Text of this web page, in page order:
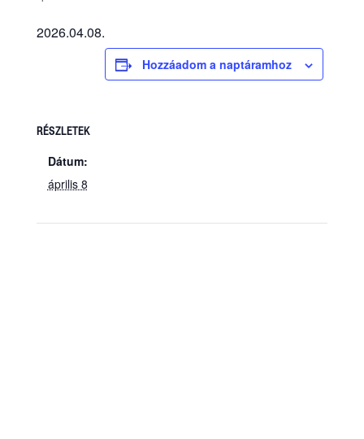
2026.04.08.
Hozzáadom a naptáramhoz
RÉSZLETEK
Dátum:
április 8